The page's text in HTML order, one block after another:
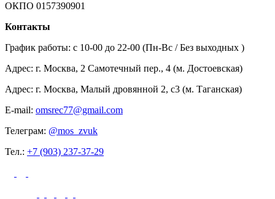
ОКПО 0157390901
Контакты
График работы: c 10-00 до 22-00 (Пн-Вс / Без выходных )
Адрес: г. Москва, 2 Самотечный пер., 4 (м. Достоевская)
Адрес: г. Москва, Малый дровянной 2, с3 (м. Таганская)
E-mail: omsrec77@gmail.com
Телеграм: @mos_zvuk
Тел.: +7 (903) 237-37-29